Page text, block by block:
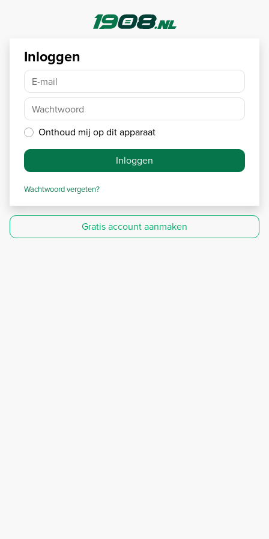
Inloggen
E-mail
Wachtwoord
Onthoud mij op dit apparaat
Inloggen
Wachtwoord vergeten?
Gratis account aanmaken